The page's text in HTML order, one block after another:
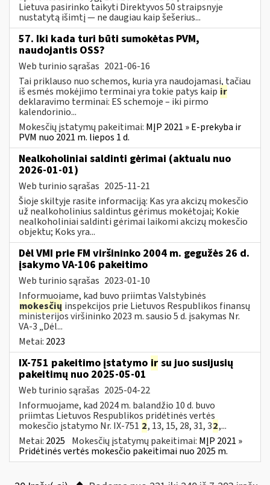
Lietuva pasirinko taikyti Direktyvos 50 straipsnyje
nustatytą išimtį — ne daugiau kaip šešerius...
57. Iki kada turi būti sumokėtas PVM,
naudojantis OSS?
Web turinio sąrašas 2021-06-16
Tai priklauso nuo schemos, kuria yra naudojamasi, tačiau
iš esmės mokėjimo terminai yra tokie patys kaip ir
deklaravimo terminai: ES schemoje – iki pirmo
kalendorinio...
Mokesčių įstatymų pakeitimai: MĮP 2021 » E-prekyba ir
PVM nuo 2021 m. liepos 1 d.
Nealkoholiniai saldinti gėrimai (aktualu nuo
2026-01-01)
Web turinio sąrašas 2025-11-21
Šioje skiltyje rasite informaciją: Kas yra akcizų mokesčio
už nealkoholinius saldintus gėrimus mokėtojai; Kokie
nealkoholiniai saldinti gėrimai laikomi akcizų mokesčio
objektu; Koks yra...
Dėl VMI prie FM viršininko 2004 m. gegužės 26 d.
įsakymo VA-106 pakeitimo
Web turinio sąrašas 2023-01-10
Informuojame, kad buvo priimtas Valstybinės
mokesčių inspekcijos prie Lietuvos Respublikos finansų
ministerijos viršininko 2023 m. sausio 5 d. įsakymas Nr.
VA-3 „Dėl...
Metai: 2023
IX-751 pakeitimo įstatymo ir su juo susijusių
pakeitimų nuo 2025-05-01
Web turinio sąrašas 2025-04-22
Informuojame, kad 2024 m. balandžio 10 d. buvo
priimtas Lietuvos Respublikos pridėtinės vertės
mokesčio įstatymo Nr. IX-751 2, 13, 15, 28, 31, 32,...
Metai: 2025 Mokesčių įstatymų pakeitimai: MĮP 2021 »
Pridėtinės vertės mokesčio pakeitimai nuo 2025 m.